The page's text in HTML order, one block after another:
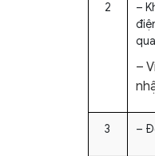
2
–
–
3 –